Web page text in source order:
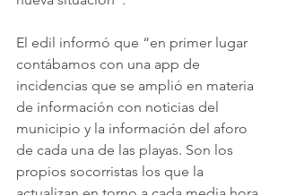
El edil informó que “en primer lugar
contábamos con una app de
incidencias que se amplió en materia
de información con noticias del
municipio y la información del aforo
de cada una de las playas. Son los
propios socorristas los que la